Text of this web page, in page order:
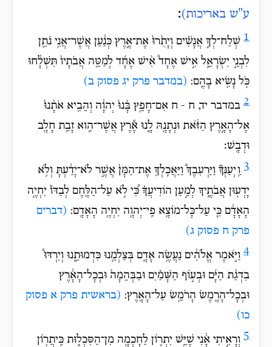
ע"ש באריכות):
1 שְׁלַח־לְךָ֣ אֲנָשִׁ֗ים וְיָתֻ֙רוּ֙ אֶת־אֶ֣רֶץ כְּנַ֔עַן אֲשֶׁר־אֲנִ֥י נֹתֵ֖ן
לִבְנֵ֣י יִשְׂרָאֵ֑ל אִ֣ישׁ אֶחָד֩ אִ֨ישׁ אֶחָ֜ד לְמַטֵּ֤ה אֲבֹתָיו֙ תִּשְׁלָ֔חוּ
כֹּ֖ל נָשִׂ֥יא בָהֶֽם: (במדבר פרק יג פסוק ב)
2 במדבר יד, ח - ח אִם־חָפֵ֥ץ בָּ֨נוּ֙ יְהוָ֔ה וְהֵבִ֤יא אֹתָ֨נוּ֙
אֶל־הָאָ֣רֶץ הַזֹּ֔את וּנְתָנָ֖הּ לָ֑נוּ אֶ֕רֶץ אֲשֶׁר־הִ֛וא זָבַ֥ת חָלָ֖ב
וּדְבָֽשׁ׃
3 וַֽיְעַנְּךָ֘ וַיַּרְעִבֶךָ֒ וַיַּאֲכִֽלְךָ֤ אֶת־הַמָּן֙ אֲשֶׁ֣ר לֹא־יָדַ֔עְתָּ וְלֹ֥א
יָדְע֖וּן אֲבֹתֶ֑יךָ לְמַ֣עַן הוֹדִיעֲךָ֗ כִּ֠י לֹ֣א עַל־הַלֶּ֤חֶם לְבַדּוֹ֙ יִחְיֶ֣ה
הָאָדָ֔ם כִּ֛י עַל־כָּל־מוֹצָ֥א פִֽי־יְהוָ֖ה יִחְיֶ֥ה הָאָדָֽם: (דברים
פרק ח פסוק ג)
4 וַיֹּ֣אמֶר אֱלֹהִ֔ים נַעֲשֶׂ֥ה אָדָ֛ם בְּצַלְמֵ֖נוּ כִּדְמוּתֵ֑נוּ וְיִרְדּוּ֩
בִדְגַ֨ת הַיָּ֜ם וּבְע֣וֹף הַשָּׁמַ֗יִם וּבַבְּהֵמָה֙ וּבְכָל־הָאָ֔רֶץ
וּבְכָל־הָרֶ֖מֶשׂ הָרֹמֵ֥שׂ עַל־הָאָֽרֶץ: (בראשית פרק א פסוק
כו)
5 וְרָאִ֣יתִי אָ֔נִי שֶׁיֵּ֥שׁ יִתְר֛וֹן לַחָכְמָ֖ה מִן־הַסִּכְל֑וּת כִּֽיתֲר֥וֹן